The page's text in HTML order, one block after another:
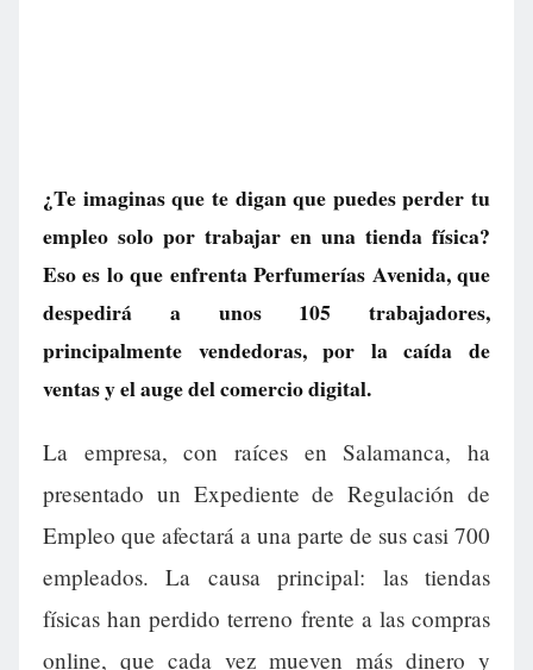
¿Te imaginas que te digan que puedes perder tu
empleo solo por trabajar en una tienda física?
Eso es lo que enfrenta Perfumerías Avenida, que
despedirá a unos 105 trabajadores,
principalmente vendedoras, por la caída de
ventas y el auge del comercio digital.
La empresa, con raíces en Salamanca, ha
presentado un Expediente de Regulación de
Empleo que afectará a una parte de sus casi 700
empleados. La causa principal: las tiendas
físicas han perdido terreno frente a las compras
online, que cada vez mueven más dinero y